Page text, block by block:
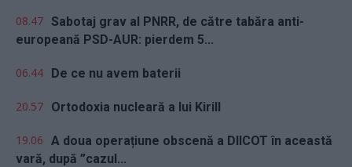
08.47 Sabotaj grav al PNRR, de către tabăra anti-
europeană PSD-AUR: pierdem 5...
06.44 De ce nu avem baterii
20.57 Ortodoxia nucleară a lui Kirill
19.06 A doua operațiune obscenă a DIICOT în această
vară, după ”cazul...